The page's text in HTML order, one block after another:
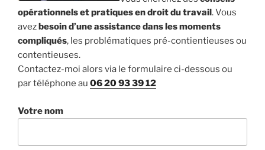
opérationnels et pratiques en droit du travail. Vous
avezbesoin d’une assistance dans les moments
compliqués, les problématiques pré-contientieuses ou
contentieuses.
Contactez-moi alors via le formulaire ci-dessous ou
par téléphone au 06 20 93 39 12
Votre nom